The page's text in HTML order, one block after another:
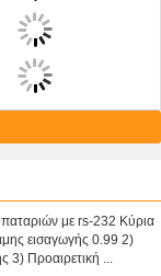
με rs-232 Κύρια
εισαγωγής 0.99 2)
3) Προαιρετική ...